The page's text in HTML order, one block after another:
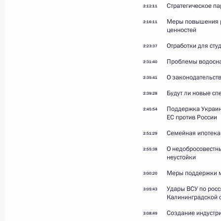
Итоги года с Владимиром
2:12:11 Стратегическое
2:16:11
Меры повышения
ценностей
2:23:37 Отработки для
2:31:40 Проблемы
2:35:41 О
2:39:28 Будут ли новые
2:45:54
Поддержка
ЕС против России
2:51:29 Семейная
2:55:38
О
неустойки
3:00:20 Меры поддержки
3:05:43
Удары ВСУ по
Калининградской
3:08:49 Создание